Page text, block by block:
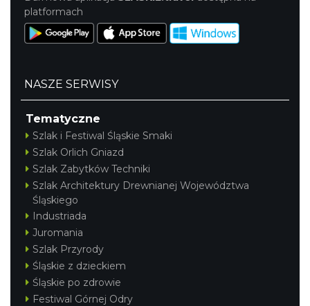
platformach
NASZE SERWISY
Tematyczne
Szlak i Festiwal Śląskie Smaki
Szlak Orlich Gniazd
Szlak Zabytków Techniki
Szlak Architektury Drewnianej Województwa
Śląskiego
Industriada
Juromania
Szlak Przyrody
Śląskie z dzieckiem
Śląskie po zdrowie
Festiwal Górnej Odry